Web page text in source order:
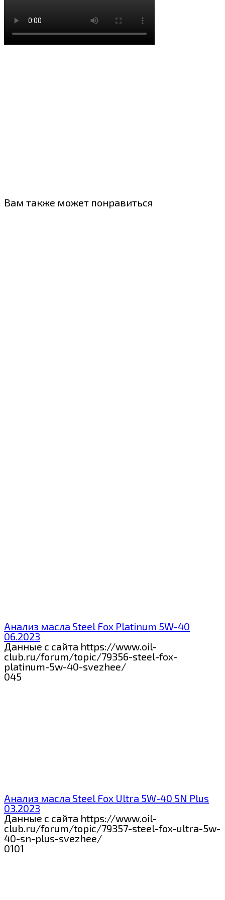
Вам также может понравиться
Анализ масла Steel Fox Platinum 5W-40
06.2023
Данные с сайта https://www.oil-
club.ru/forum/topic/79356-steel-fox-
platinum-5w-40-svezhee/
045
Анализ масла Steel Fox Ultra 5W-40 SN Plus
03.2023
Данные с сайта https://www.oil-
club.ru/forum/topic/79357-steel-fox-ultra-5w-
40-sn-plus-svezhee/
0101